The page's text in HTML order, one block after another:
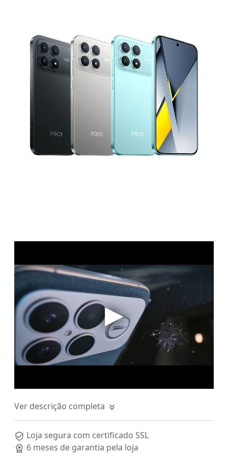
Ver descrição completa
Loja segura com certificado SSL
6 meses de garantia pela loja